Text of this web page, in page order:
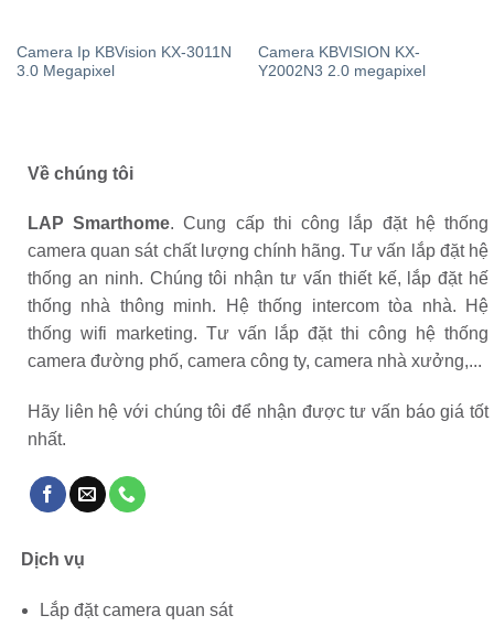
Camera Ip KBVision KX-3011N
3.0 Megapixel
Camera KBVISION KX-
Y2002N3 2.0 megapixel
Về chúng tôi
LAP Smarthome. Cung cấp thi công lắp đặt hệ thống
camera quan sát chất lượng chính hãng. Tư vấn lắp đặt hệ
thống an ninh. Chúng tôi nhận tư vấn thiết kế, lắp đặt hế
thống nhà thông minh. Hệ thống intercom tòa nhà. Hệ
thống wifi marketing. Tư vấn lắp đặt thi công hệ thống
camera đường phố, camera công ty, camera nhà xưởng,...
Hãy liên hệ với chúng tôi để nhận được tư vấn báo giá tốt
nhất.
Dịch vụ
Lắp đặt camera quan sát